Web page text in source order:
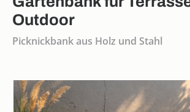
Outdoor
Picknickbank aus Holz und Stahl